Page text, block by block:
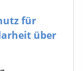
für
über